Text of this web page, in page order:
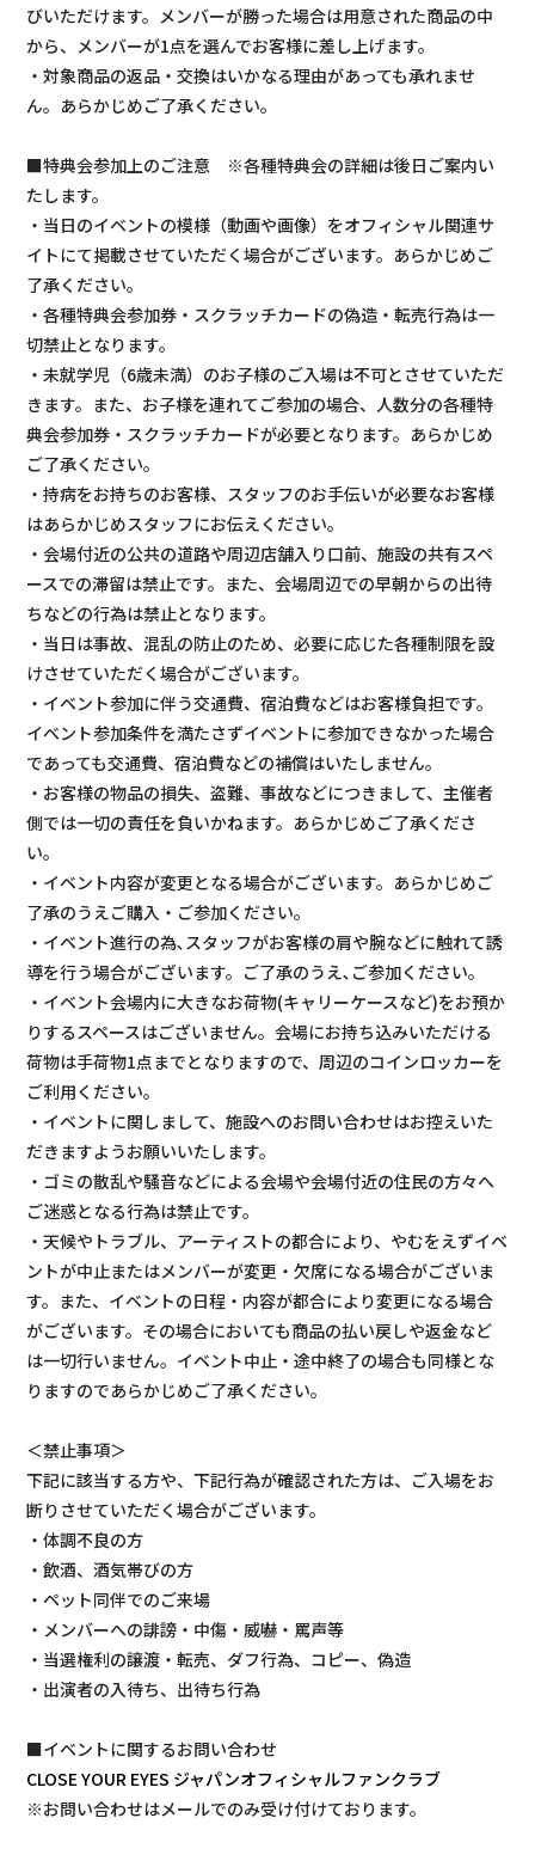
びいただけます。メンバーが勝った場合は用意された商品の中
から、メンバーが1点を選んでお客様に差し上げます。
・対象商品の返品・交換はいかなる理由があっても承れませ
ん。あらかじめご了承ください。
■特典会参加上のご注意 ※各種特典会の詳細は後日ご案内い
たします。
・当日のイベントの模様（動画や画像）をオフィシャル関連サ
イトにて掲載させていただく場合がございます。あらかじめご
了承ください。
・各種特典会参加券・スクラッチカードの偽造・転売行為は一
切禁止となります。
・未就学児（6歳未満）のお子様のご入場は不可とさせていただ
きます。また、お子様を連れてご参加の場合、人数分の各種特
典会参加券・スクラッチカードが必要となります。あらかじめ
ご了承ください。
・持病をお持ちのお客様、スタッフのお手伝いが必要なお客様
はあらかじめスタッフにお伝えください。
・会場付近の公共の道路や周辺店舗入り口前、施設の共有スペ
ースでの滞留は禁止です。また、会場周辺での早朝からの出待
ちなどの行為は禁止となります。
・当日は事故、混乱の防止のため、必要に応じた各種制限を設
けさせていただく場合がございます。
・イベント参加に伴う交通費、宿泊費などはお客様負担です。
イベント参加条件を満たさずイベントに参加できなかった場合
であっても交通費、宿泊費などの補償はいたしません。
・お客様の物品の損失、盗難、事故などにつきまして、主催者
側では一切の責任を負いかねます。あらかじめご了承くださ
い。
・イベント内容が変更となる場合がございます。あらかじめご
了承のうえご購入・ご参加ください。
・イベント進行の為､スタッフがお客様の肩や腕などに触れて誘
導を行う場合がございます。ご了承のうえ､ご参加ください。
・イベント会場内に大きなお荷物(キャリーケースなど)をお預か
りするスペースはございません。会場にお持ち込みいただける
荷物は手荷物1点までとなりますので、周辺のコインロッカーを
ご利用ください。
・イベントに関しまして、施設へのお問い合わせはお控えいた
だきますようお願いいたします。
・ゴミの散乱や騒音などによる会場や会場付近の住民の方々へ
ご迷惑となる行為は禁止です。
・天候やトラブル、アーティストの都合により、やむをえずイベ
ントが中止またはメンバーが変更・欠席になる場合がございま
す。また、イベントの日程・内容が都合により変更になる場合
がございます。その場合においても商品の払い戻しや返金など
は一切行いません。イベント中止・途中終了の場合も同様とな
りますのであらかじめご了承ください。
＜禁止事項＞
下記に該当する方や、下記行為が確認された方は、ご入場をお
断りさせていただく場合がございます。
・体調不良の方
・飲酒、酒気帯びの方
・ペット同伴でのご来場
・メンバーへの誹謗・中傷・威嚇・罵声等
・当選権利の譲渡・転売、ダフ行為、コピー、偽造
・出演者の入待ち、出待ち行為
■イベントに関するお問い合わせ
CLOSE YOUR EYES ジャパンオフィシャルファンクラブ
※お問い合わせはメールでのみ受け付けております。